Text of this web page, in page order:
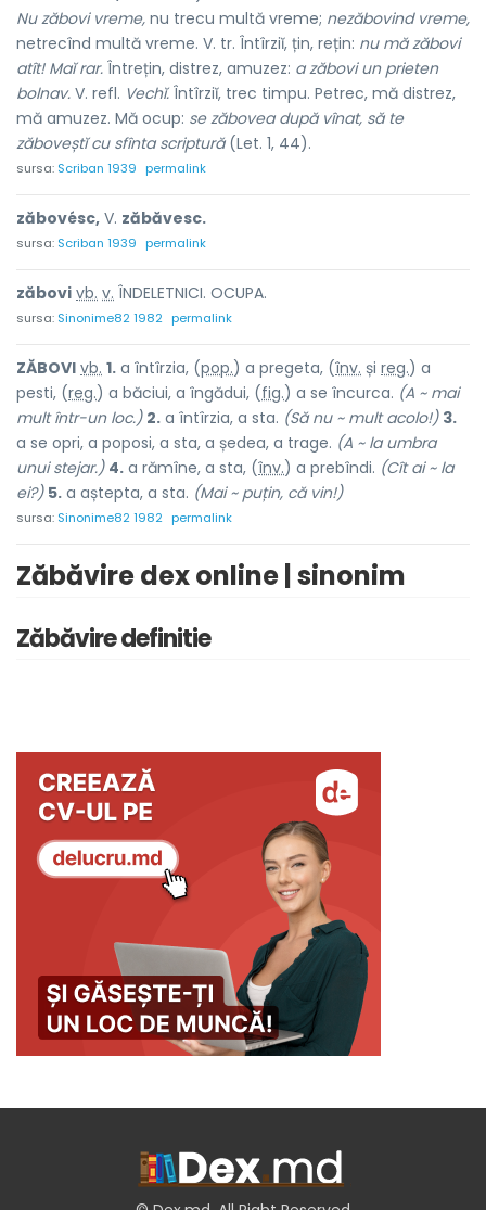
Nu zăbovi vreme, nu trecu multă vreme; nezăbovind vreme,
netrecînd multă vreme. V. tr. Întîrziĭ, țin, rețin: nu mă zăbovi
atît! Maĭ rar. Întrețin, distrez, amuzez: a zăbovi un prieten
bolnav. V. refl. Vechĭ. Întîrziĭ, trec timpu. Petrec, mă distrez,
mă amuzez. Mă ocup: se zăbovea după vînat, să te
zăboveștĭ cu sfînta scriptură(Let. 1, 44).
sursa: Scriban 1939 permalink
zăbovésc, V. zăbăvesc.
sursa: Scriban 1939 permalink
zăbovi vb. v. ÎNDELETNICI. OCUPA.
sursa: Sinonime82 1982 permalink
ZĂBOVI vb. 1. a întîrzia, (pop.) a pregeta, (înv. și reg.) a
pesti, (reg.) a băciui, a îngădui, (fig.) a se încurca. (A ~ mai
mult într-un loc.) 2. a întîrzia, a sta. (Să nu ~ mult acolo!) 3.
a se opri, a poposi, a sta, a ședea, a trage. (A ~ la umbra
unui stejar.) 4. a rămîne, a sta, (înv.) a prebîndi. (Cît ai ~ la
ei?) 5. a aștepta, a sta. (Mai ~ puțin, că vin!)
sursa: Sinonime82 1982 permalink
Zăbăvire dex online | sinonim
Zăbăvire definitie